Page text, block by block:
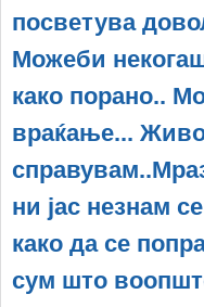
посветува
Можеби
како порано..
враќање...
ни јас незнам
како да се
сум што